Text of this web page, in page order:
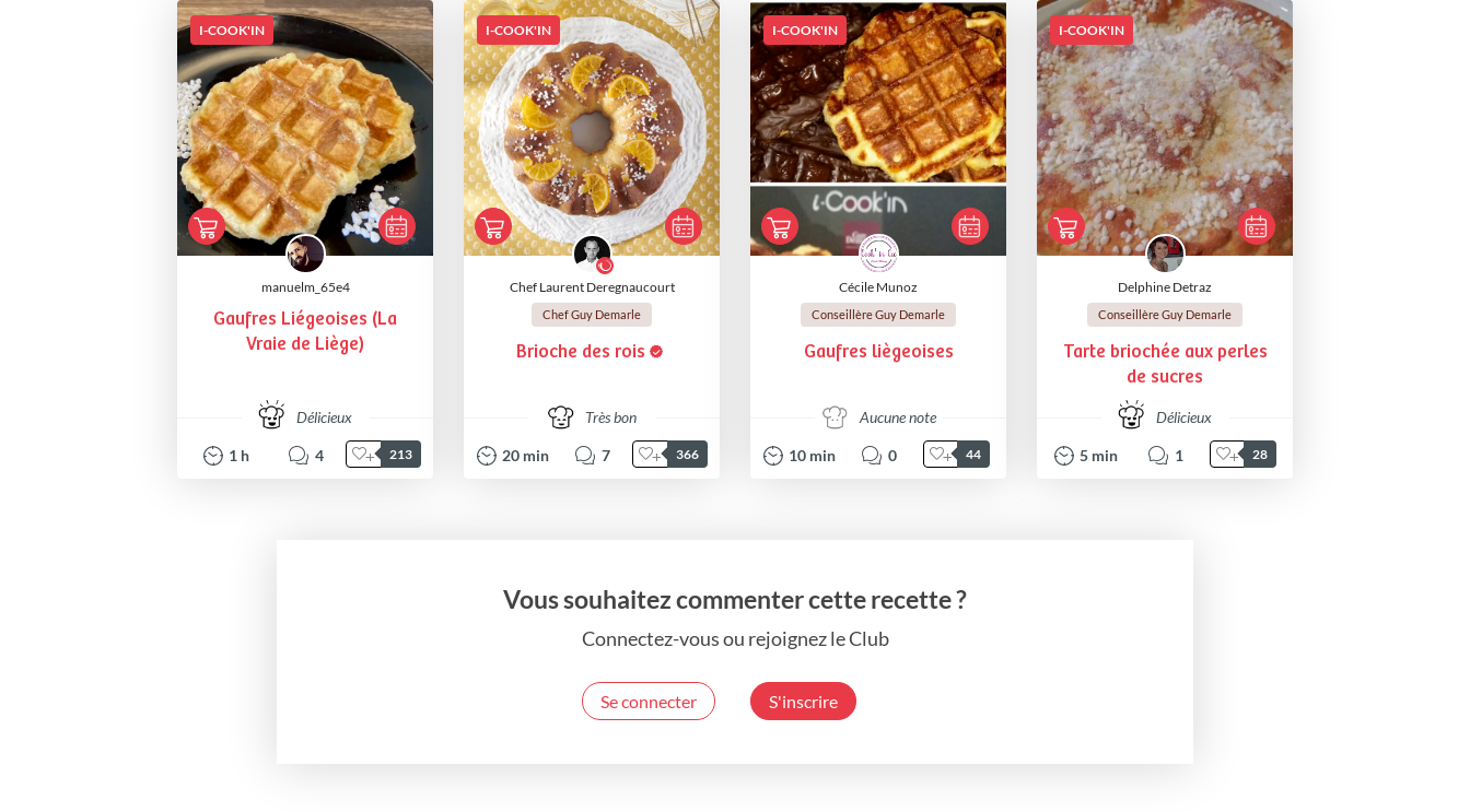
I-COOK'IN
manuelm_65e4
Gaufres Liégeoises (La
Vraie de Liège)
Délicieux
1 h 4 213
I-COOK'IN
Chef Laurent Deregnaucourt
Chef Guy Demarle
Brioche des rois
Très bon
20 min 7 366
I-COOK'IN
Cécile Munoz
Conseillère Guy Demarle
Gaufres liègeoises
Aucune note
10 min 0 44
I-COOK'IN
Delphine Detraz
Conseillère Guy Demarle
Tarte briochée aux perles
de sucres
Délicieux
5 min 1 28
Vous souhaitez commenter cette recette ?
Connectez-vous ou rejoignez le Club
Se connecter S'inscrire